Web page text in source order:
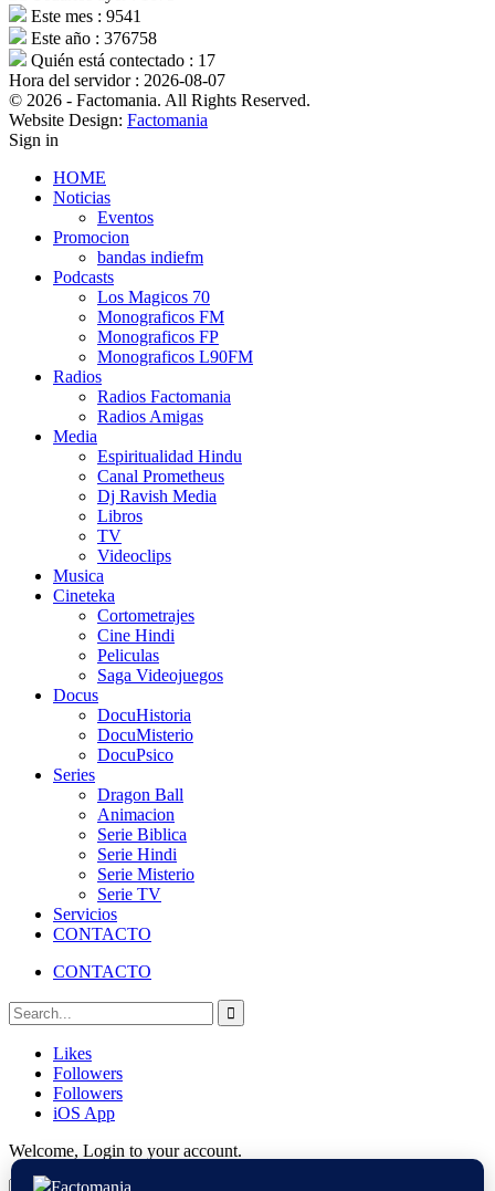
Este mes : 9541
Este año : 376758
Quién está contectado : 17
Hora del servidor : 2026-08-07
© 2026 - Factomania. All Rights Reserved.
Website Design: Factomania
Sign in
HOME
Noticias
Eventos
Promocion
bandas indiefm
Podcasts
Los Magicos 70
Monograficos FM
Monograficos FP
Monograficos L90FM
Radios
Radios Factomania
Radios Amigas
Media
Espiritualidad Hindu
Canal Prometheus
Dj Ravish Media
Libros
TV
Videoclips
Musica
Cineteka
Cortometrajes
Cine Hindi
Peliculas
Saga Videojuegos
Docus
DocuHistoria
DocuMisterio
DocuPsico
Series
Dragon Ball
Animacion
Serie Biblica
Serie Hindi
Serie Misterio
Serie TV
Servicios
CONTACTO
CONTACTO
Likes
Followers
Followers
iOS App
Welcome, Login to your account.